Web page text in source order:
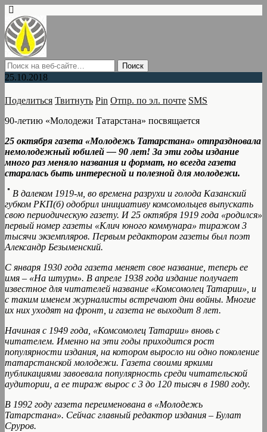
25.10.2018
Поделиться Твитнуть Pin Отпр. по эл. почте SMS
90-летию «Молодежи Татарстана» посвящается
25 октября газета «Молодежь Татарстана» отпраздновала
немолодежный юбилей — 90 лет! За эти годы издание
много раз меняло названия и формат, но всегда газета
старалась быть интересной и полезной для молодежи.
В далеком 1919-м, во времена разрухи и голода Казанский
губком РКП(б) одобрил инициативу комсомольцев выпускать
свою периодическую газету. И 25 октября 1919 года «родился»
первый номер газеты «Клич юного коммунара» тиражом 3
тысячи экземпляров. Первым редактором газеты был поэт
Александр Безыменский.
С января 1930 года газета меняет свое название, теперь ее
имя – «На штурм». В апреле 1938 года издание получает
известное для читателей название «Комсомолец Татарии», и
с таким именем журналисты встречают дни войны. Многие
их них уходят на фронт, и газета не выходит 8 лет.
Начиная с 1949 года, «Комсомолец Татарии» вновь с
читателем. Именно на эти годы приходится рост
популярности издания, на котором выросло ни одно поколение
татарстанской молодежи. Газета своими яркими
публикациями завоевала популярность среди читательской
аудитории, а ее тираж вырос с 3 до 120 тысяч в 1980 году.
В 1992 году газета переименована в «Молодежь
Татарстана». Сейчас главный редактор издания – Булат
Сруров.